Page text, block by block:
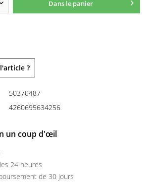
Dans le panier
?
50370487
4260695634256
un coup d'œil
24 heures
de 30 jours